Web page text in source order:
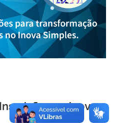
no Inova